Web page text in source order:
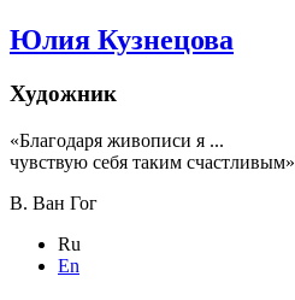
Юлия Кузнецова
Художник
«Благодаря живописи я ...
чувствую себя таким счастливым»
В. Ван Гог
Ru
En